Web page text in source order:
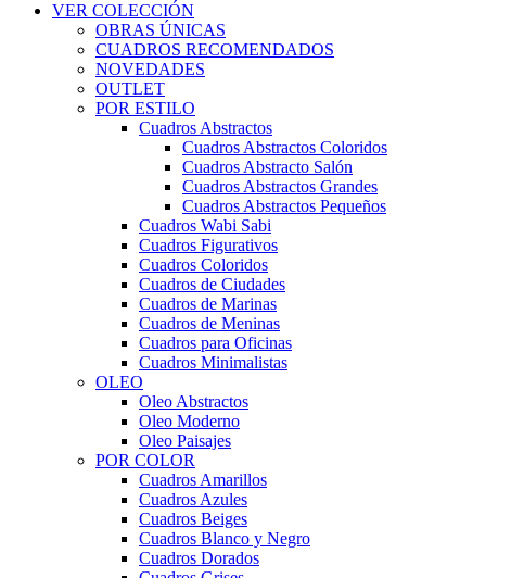
VER COLECCIÓN
OBRAS ÚNICAS
CUADROS RECOMENDADOS
NOVEDADES
OUTLET
POR ESTILO
Cuadros Abstractos
Cuadros Abstractos Coloridos
Cuadros Abstracto Salón
Cuadros Abstractos Grandes
Cuadros Abstractos Pequeños
Cuadros Wabi Sabi
Cuadros Figurativos
Cuadros Coloridos
Cuadros de Ciudades
Cuadros de Marinas
Cuadros de Meninas
Cuadros para Oficinas
Cuadros Minimalistas
OLEO
Oleo Abstractos
Oleo Moderno
Oleo Paisajes
POR COLOR
Cuadros Amarillos
Cuadros Azules
Cuadros Beiges
Cuadros Blanco y Negro
Cuadros Dorados